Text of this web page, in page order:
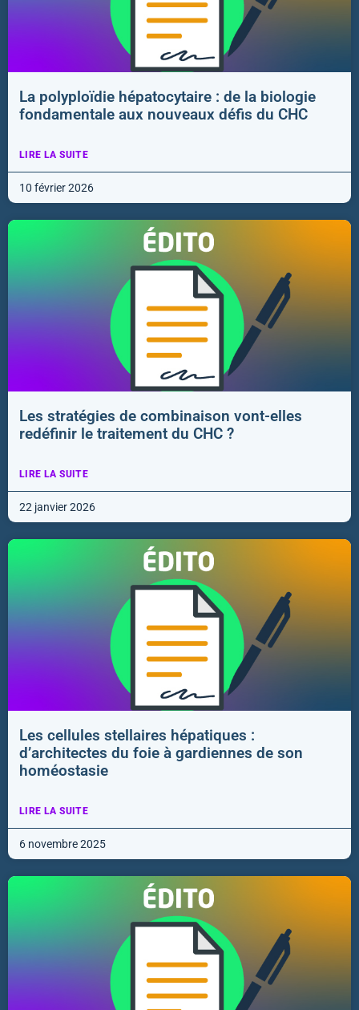
La polyploïdie hépatocytaire : de la biologie
fondamentale aux nouveaux défis du CHC
LIRE LA SUITE
10 février 2026
Les stratégies de combinaison vont-elles
redéfinir le traitement du CHC ?
LIRE LA SUITE
22 janvier 2026
Les cellules stellaires hépatiques :
d’architectes du foie à gardiennes de son
homéostasie
LIRE LA SUITE
6 novembre 2025